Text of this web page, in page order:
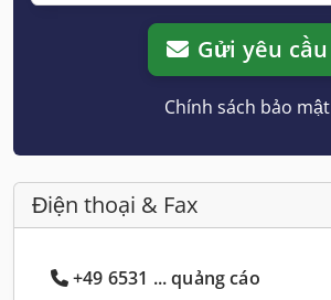
Gửi yêu cầu
Chính sách bảo mật
Điện thoại & Fax
+49 6531 ... quảng cáo